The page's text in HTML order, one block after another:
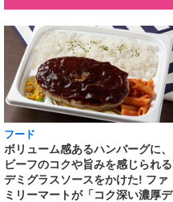
フード
ボリューム感あるハンバーグに、
ビーフのコクや旨みを感じられる
デミグラスソースをかけた! ファ
ミリーマートが「コク深い濃厚デ